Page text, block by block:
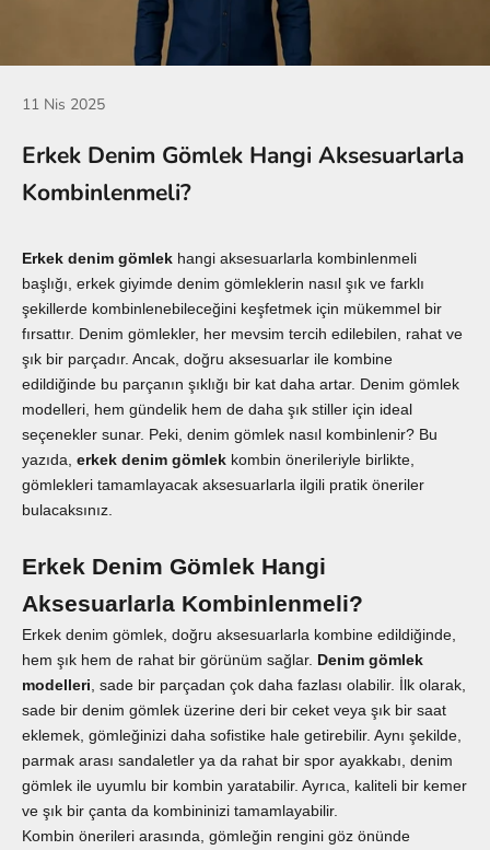
11 Nis 2025
Erkek Denim Gömlek Hangi Aksesuarlarla
Kombinlenmeli?
Erkek denim gömlek hangi aksesuarlarla kombinlenmeli
başlığı, erkek giyimde denim gömleklerin nasıl şık ve farklı
şekillerde kombinlenebileceğini keşfetmek için mükemmel bir
fırsattır. Denim gömlekler, her mevsim tercih edilebilen, rahat ve
şık bir parçadır. Ancak, doğru aksesuarlar ile kombine
edildiğinde bu parçanın şıklığı bir kat daha artar. Denim gömlek
modelleri, hem gündelik hem de daha şık stiller için ideal
seçenekler sunar. Peki, denim gömlek nasıl kombinlenir? Bu
yazıda, erkek denim gömlek kombin önerileriyle birlikte,
gömlekleri tamamlayacak aksesuarlarla ilgili pratik öneriler
bulacaksınız.
Erkek Denim Gömlek Hangi
Aksesuarlarla Kombinlenmeli?
Erkek denim gömlek, doğru aksesuarlarla kombine edildiğinde,
hem şık hem de rahat bir görünüm sağlar. Denim gömlek
modelleri , sade bir parçadan çok daha fazlası olabilir. İlk olarak,
sade bir denim gömlek üzerine deri bir ceket veya şık bir saat
eklemek, gömleğinizi daha sofistike hale getirebilir. Aynı şekilde,
parmak arası sandaletler ya da rahat bir spor ayakkabı, denim
gömlek ile uyumlu bir kombin yaratabilir. Ayrıca, kaliteli bir kemer
ve şık bir çanta da kombininizi tamamlayabilir.
Kombin önerileri arasında, gömleğin rengini göz önünde